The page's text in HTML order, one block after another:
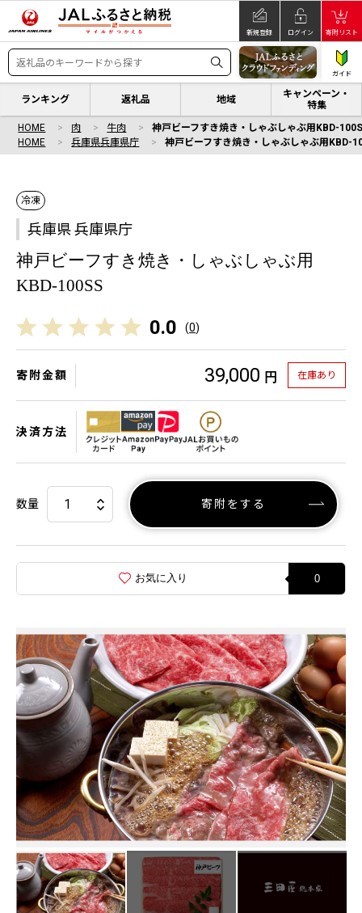
新規登録 ログイン 寄附リスト
ガイド
ランキング 返礼品 地域
キャンペーン・
特集
HOME 肉 牛肉
神戸ビーフすき焼き・しゃぶしゃぶ用KBD-
HOME
兵庫県兵庫県庁 神戸ビーフすき焼き・しゃぶしゃぶ用KBD-
冷凍
兵庫県 兵庫県庁
神戸ビーフすき焼き・しゃぶしゃぶ用
KBD-100SS
0.0 (0)
寄附金額 39,000 円 在庫あり
決済方法
数量 寄附をする
お気に入り 0